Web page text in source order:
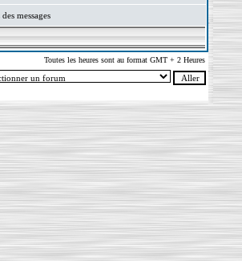
messages
Toutes les heures sont au format GMT + 2 Heures